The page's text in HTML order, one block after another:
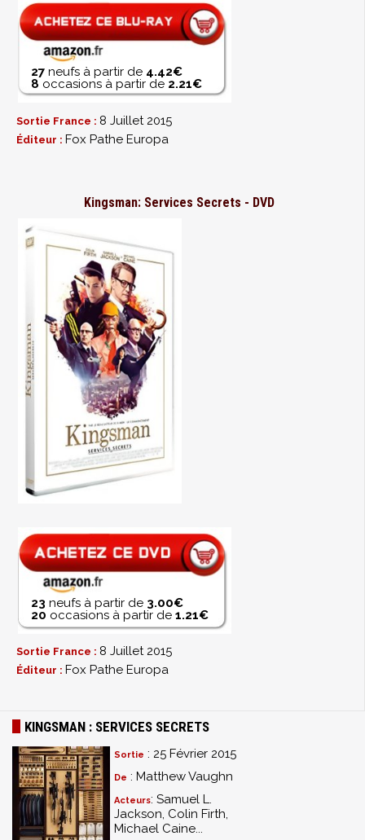
27 neufs à partir de 4.42€
8 occasions à partir de 2.21€
Sortie France : 8 Juillet 2015
Éditeur : Fox Pathe Europa
Kingsman: Services Secrets - DVD
23 neufs à partir de 3.00€
20 occasions à partir de 1.21€
Sortie France : 8 Juillet 2015
Éditeur : Fox Pathe Europa
KINGSMAN : SERVICES SECRETS
Sortie : 25 Février 2015
De : Matthew Vaughn
Acteurs: Samuel L.
Jackson, Colin Firth,
Michael Caine...